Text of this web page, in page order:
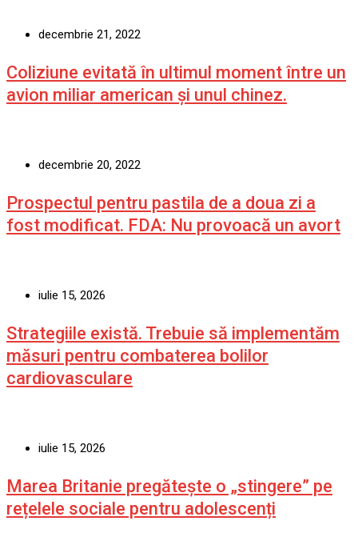
decembrie 21, 2022
Coliziune evitată în ultimul moment între un
avion miliar american şi unul chinez.
decembrie 20, 2022
Prospectul pentru pastila de a doua zi a
fost modificat. FDA: Nu provoacă un avort
iulie 15, 2026
Strategiile există. Trebuie să implementăm
măsuri pentru combaterea bolilor
cardiovasculare
iulie 15, 2026
Marea Britanie pregătește o „stingere” pe
rețelele sociale pentru adolescenți